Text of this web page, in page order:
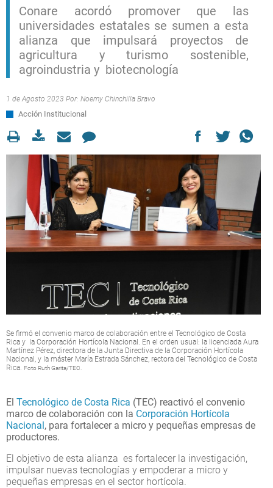
Conare acordó promover que las
universidades estatales se sumen a esta
alianza que impulsará proyectos de
agricultura y turismo sostenible,
agroindustria y biotecnología
1 de Agosto 2023 Por: Noemy Chinchilla Bravo
Acción Institucional
Se firmó el convenio marco de colaboración entre el Tecnológico de Costa
Rica y la Corporación Hortícola Nacional. En el orden usual: la licenciada Aura
Martínez Pérez, directora de la Junta Directiva de la Corporación Hortícola
Nacional, y la máster María Estrada Sánchez, rectora del Tecnológico de Costa
Rica. Foto Ruth Garita/TEC.
El Tecnológico de Costa Rica (TEC) reactivó el convenio
marco de colaboración con la Corporación Hortícola
Nacional, para fortalecer a micro y pequeñas empresas de
productores.
El objetivo de esta alianza es fortalecer la investigación,
impulsar nuevas tecnologías y empoderar a micro y
pequeñas empresas en el sector hortícola.